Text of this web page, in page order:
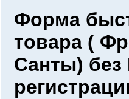
Форма
товара (
Санты)